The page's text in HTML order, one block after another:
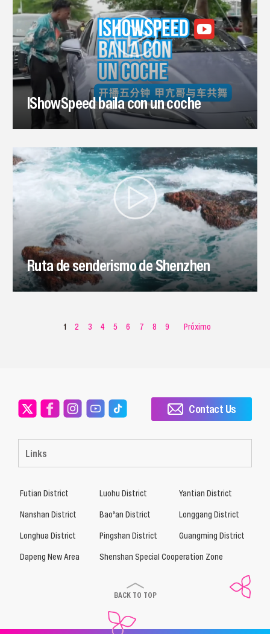
IShowSpeed baila con un coche
Ruta de senderismo de Shenzhen
1 2 3 4 5 6 7 8 9 Próximo
Links
Contact Us
Futian District Luohu District
Yantian District
Nanshan District
Bao’an District
Longgang District
Longhua District
Pingshan District
Guangming District
Dapeng New Area
Shenshan Special Cooperation Zone
BACK TO TOP